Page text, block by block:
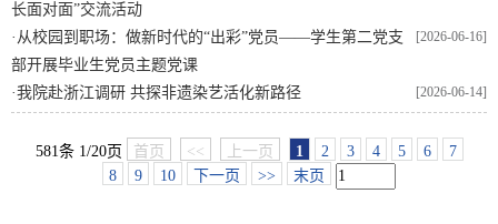
长面对面”交流活动
[2026-06-16]
· 从校园到职场：做新时代的“出彩”党员——学生第二党支
部开展毕业生党员主题党课
[2026-06-14]
·我院赴浙江调研 共探非遗染艺活化新路径
581条 1/20页 首页 << 上一页 1 2 3 4 5 6
7
8
9 10 下一页 >> 末页